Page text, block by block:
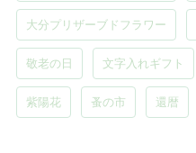
大分プリザーブドフラワー
敬老の日 文字入れギフト
紫陽花 蚤の市 還暦